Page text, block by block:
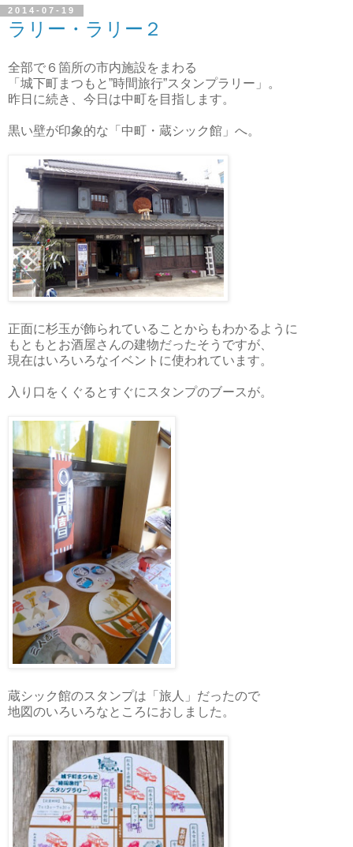
2014-07-19
ラリー・ラリー２
全部で６箇所の市内施設をまわる
「城下町まつもと”時間旅行”スタンプラリー」。
昨日に続き、今日は中町を目指します。
黒い壁が印象的な「中町・蔵シック館」へ。
正面に杉玉が飾られていることからもわかるように
もともとお酒屋さんの建物だったそうですが、
現在はいろいろなイベントに使われています。
入り口をくぐるとすぐにスタンプのブースが。
蔵シック館のスタンプは「旅人」だったので
地図のいろいろなところにおしました。